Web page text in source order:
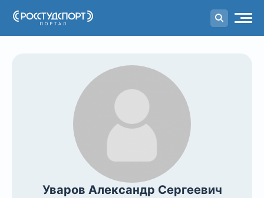
Порталстуденческого спорта
Уваров Александр Сергеевич